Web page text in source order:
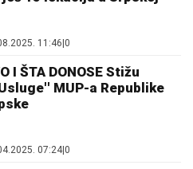
11:46 0
I ŠTA DONOSE Stižu
MUP-a Republike
07:24|0